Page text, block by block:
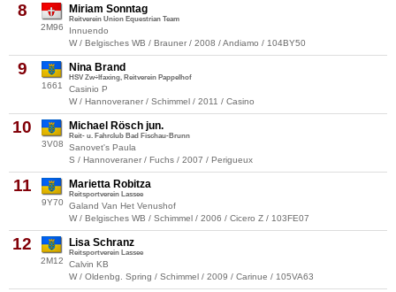
8
2M96
Miriam Sonntag
Reitverein Union Equestrian Team
Innuendo
W / Belgisches WB / Brauner / 2008 / Andiamo / 104BY50
9
1661
Nina Brand
HSV Zw÷lfaxing, Reitverein Pappelhof
Casinio P
W / Hannoveraner / Schimmel / 2011 / Casino
10
3V08
Michael Rösch jun.
Reit- u. Fahrclub Bad Fischau-Brunn
Sanovet's Paula
S / Hannoveraner / Fuchs / 2007 / Perigueux
11
9Y70
Marietta Robitza
Reitsportverein Lassee
Galand Van Het Venushof
W / Belgisches WB / Schimmel / 2006 / Cicero Z / 103FE07
12
2M12
Lisa Schranz
Reitsportverein Lassee
Calvin KB
W / Oldenbg. Spring / Schimmel / 2009 / Carinue / 105VA63